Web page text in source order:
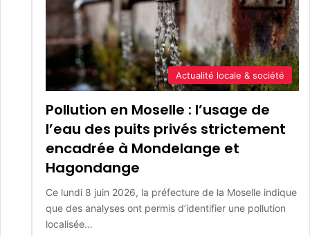
Actualité locale & société
Pollution en Moselle : l’usage de
l’eau des puits privés strictement
encadrée à Mondelange et
Hagondange
Ce lundi 8 juin 2026, la préfecture de la Moselle indique
que des analyses ont permis d’identifier une pollution
localisée…